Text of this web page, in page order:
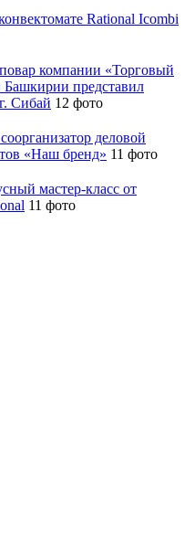
Rational Icombi
компании «Торговый
Башкирии представил
Сибай 12 фото
деловой
«Наш бренд» 11 фото
мастер-класс от
11 фото